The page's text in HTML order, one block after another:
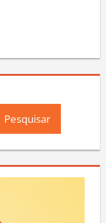
Pesquisar